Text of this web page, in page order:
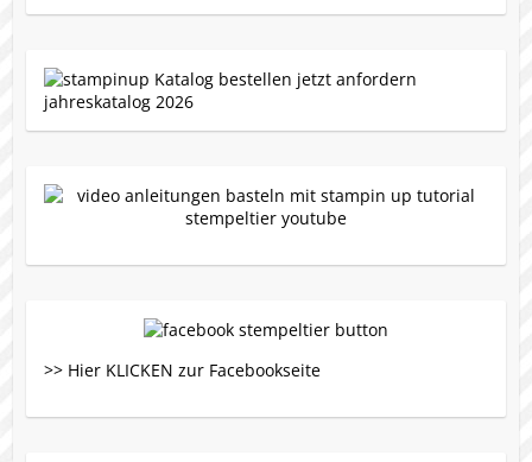
>> Hier KLICKEN zur Facebookseite